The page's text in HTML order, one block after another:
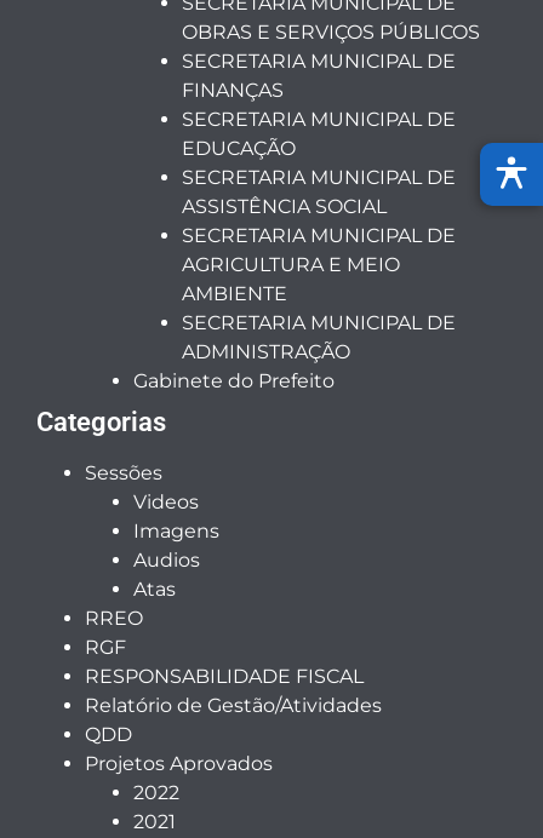
OBRAS E SERVIÇOS PÚBLICOS
SECRETARIA MUNICIPAL DE
FINANÇAS
SECRETARIA MUNICIPAL DE
EDUCAÇÃO
SECRETARIA MUNICIPAL DE
ASSISTÊNCIA SOCIAL
SECRETARIA MUNICIPAL DE
AGRICULTURA E MEIO
AMBIENTE
SECRETARIA MUNICIPAL DE
ADMINISTRAÇÃO
Gabinete do Prefeito
Categorias
Sessões
Videos
Imagens
Audios
Atas
RREO
RGF
RESPONSABILIDADE FISCAL
Relatório de Gestão/Atividades
QDD
Projetos Aprovados
2022
2021